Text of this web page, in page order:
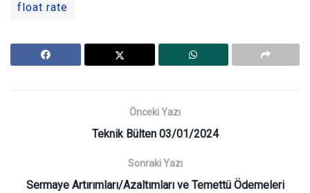
float rate
Önceki Yazı
Teknik Bülten 03/01/2024
Sonraki Yazı
Sermaye Artırımları/Azaltımları ve Temettü Ödemeleri